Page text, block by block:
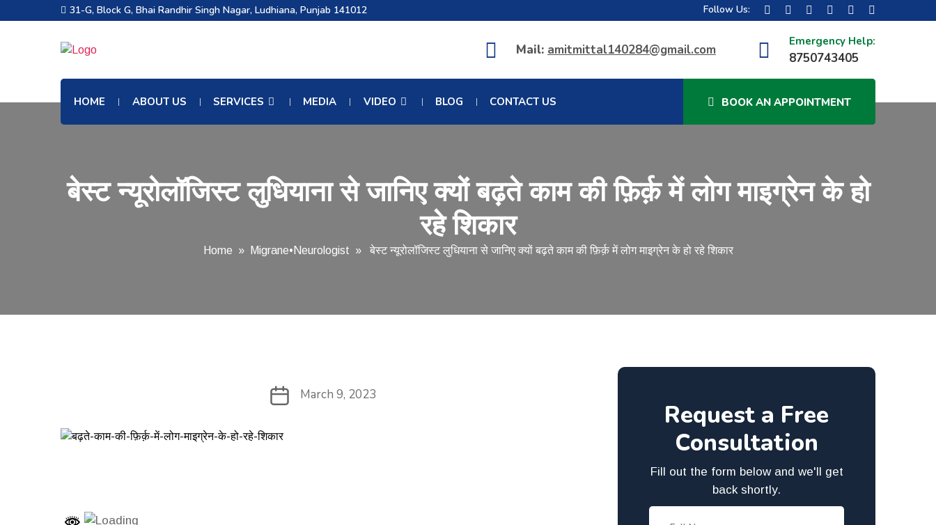
31-G, Block G, Bhai Randhir Singh Nagar, Ludhiana, Punjab 141012 Follow Us:
Mail: amitmittal140284@gmail.com
Emergency Help:
8750743405
HOME ABOUT US SERVICES MEDIA VIDEO BLOG CONTACT US BOOK AN APPOINTMENT
बेस्ट न्यूरोलॉजिस्ट लुधियाना से जानिए क्यों बढ़ते काम की फ़िर्क़ में लोग माइग्रेन के हो
रहे शिकार
Home » Migrane• Neurologist » बेस्ट न्यूरोलॉजिस्ट लुधियाना से जानिए क्यों बढ़ते काम की फ़िर्क़ में लोग माइग्रेन के हो रहे शिकार
Categories
Post
March 9, 2023
Request a Free
Consultation
Fill out the form below and we'll get
back shortly.